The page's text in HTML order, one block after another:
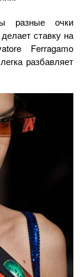
разные очки
ставку на
Ferragamo
разбавляет